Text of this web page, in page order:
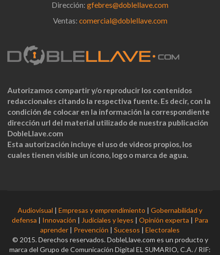
Dirección: gfebres@doblellave.com
Ventas: comercial@doblellave.com
Autorizamos compartir y/o reproducir los contenidos
redaccionales citando la respectiva fuente. Es decir, con la
condición de colocar en la información la correspondiente
dirección url del material utilizado de nuestra publicación
DobleLlave.com
Esta autorización incluye el uso de videos propios, los
cuales tienen visible un ícono, logo o marca de agua.
Audiovisual | Empresas y emprendimiento | Gobernabilidad y
defensa | Innovación | Judiciales y leyes | Opinión experta | Para
aprender | Prevención | Sucesos | Electorales
© 2015. Derechos reservados. DobleLlave.com es un producto y
marca del Grupo de Comunicación Digital EL SUMARIO, C.A. / RIF: